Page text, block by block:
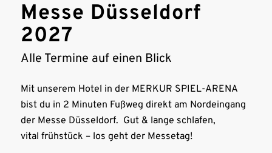
Messe Düsseldorf
2027
Alle Termine auf einen Blick
Mit unserem Hotel in der MERKUR SPIEL-ARENA
bist du in 2 Minuten Fußweg direkt am Nordeingang
der Messe Düsseldorf. Gut & lange schlafen,
vital frühstück – los geht der Messetag!